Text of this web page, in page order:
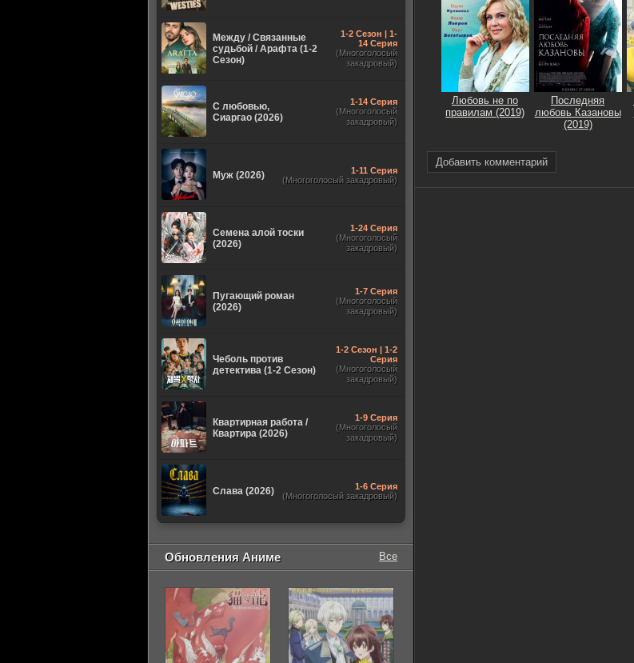
Любовь не по
правилам (2019)
Последняя
любовь Казановы
(2019)
Добавить комментарий
Между / Связанные
судьбой / Арафта (1-2
Сезон)
1-2 Сезон | 1-
14 Серия
(Многоголосый
закадровый)
С любовью,
Сиаргао (2026)
1-14 Серия
(Многоголосый
закадровый)
Муж (2026)
1-11 Серия
(Многоголосый закадровый)
Семена алой тоски
(2026)
1-24 Серия
(Многоголосый
закадровый)
Пугающий роман
(2026)
1-7 Серия
(Многоголосый
закадровый)
Чеболь против
детектива (1-2 Сезон)
1-2 Сезон | 1-2
Серия
(Многоголосый
закадровый)
Квартирная работа /
Квартира (2026)
1-9 Серия
(Многоголосый
закадровый)
Слава (2026)
1-6 Серия
(Многоголосый закадровый)
Обновления Аниме Все